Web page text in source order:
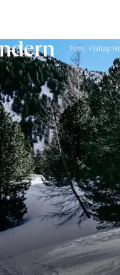
Foto: Philipp